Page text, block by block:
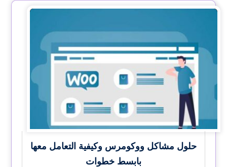
حلول مشاكل ووكومرس وكيفية التعامل معها
بابسط خطوات